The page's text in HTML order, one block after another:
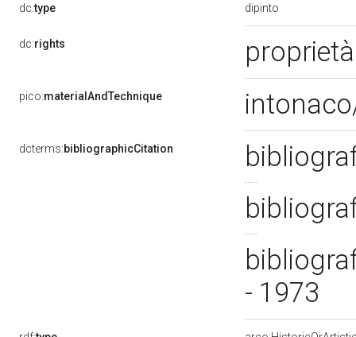
dc:type dipinto
dc:rights
pico:materialAndTechnique
dcterms:bibliographicCitation
- 1973